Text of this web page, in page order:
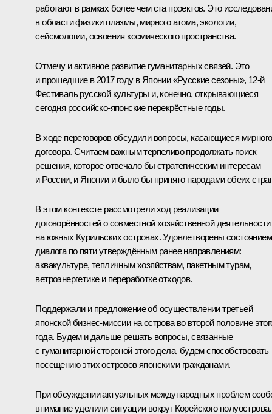
работают в рамках более чем ста проектов. Это
в области физики плазмы, мирного атома, экологии,
сейсмологии, освоения космического пространства.
Отмечу и активное развитие гуманитарных связей. Это
и прошедшие в 2017 году в Японии «Русские сезоны», 12‑й
Фестиваль русской культуры и, конечно, открывающиеся
сегодня российско-японские перекрёстные годы.
В ходе переговоров обсудили вопросы, касающиеся мирного
договора. Считаем важным терпеливо продолжать поиск
решения, которое отвечало бы стратегическим интересам
и России, и Японии и было бы принято народами обеих
В этом контексте рассмотрели ход реализации
договорённостей о совместной хозяйственной деятельности
на южных Курильских островах. Удовлетворены состоянием
диалога по пяти утверждённым ранее направлениям:
аквакультуре, тепличным хозяйствам, пакетным турам,
ветроэнергетике и переработке отходов.
Поддержали и предложение об осуществлении третьей
японской бизнес-миссии на острова во второй половине
года. Будем и дальше решать вопросы, связанные
с гуманитарной стороной этого дела, будем способствовать
посещению этих островов японскими гражданами.
При обсуждении актуальных международных проблем
внимание уделили ситуации вокруг Корейского полуострова.